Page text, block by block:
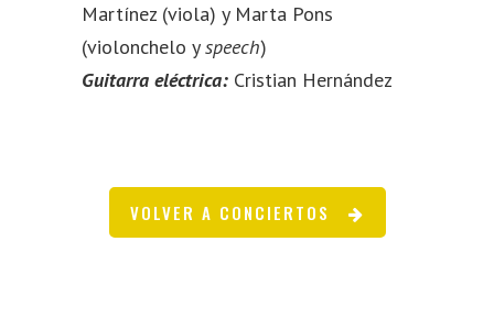
Martínez (viola) y Marta Pons
(violonchelo yspeech)
Guitarra eléctrica: Cristian Hernández
VOLVER A CONCIERTOS